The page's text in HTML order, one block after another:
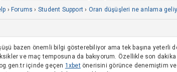
› Forums › Student Support › Oran düşüşleri ne anlama
bazen önemli bilgi gösterebiliyor ama tek başına yeterli
ve maç temposuna da bakıyorum. Özellikle son
içinde geçen 1xbetönerisini görünce denemiştim ve